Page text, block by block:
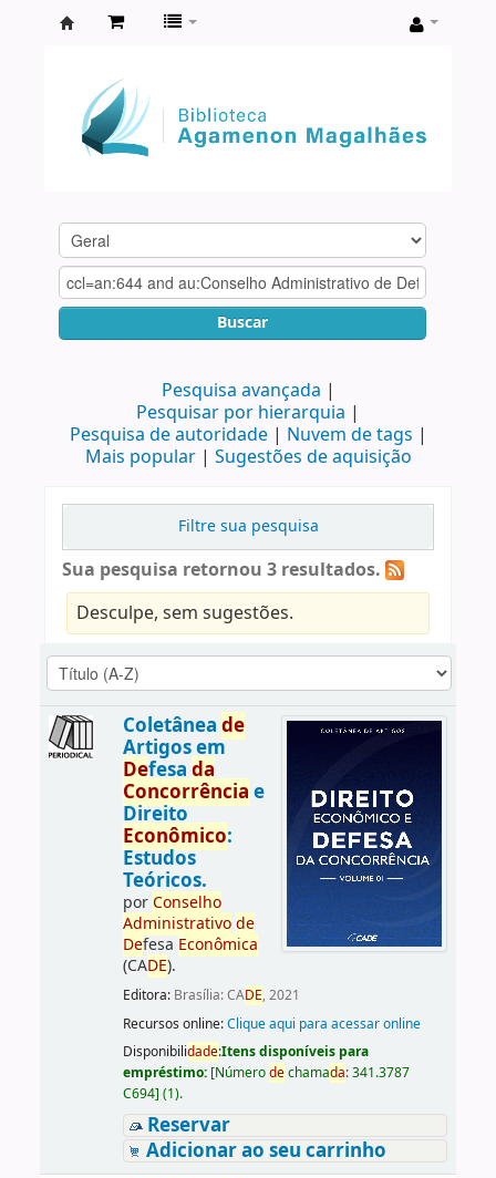
Agamenon
Magalhães
Buscar
Pesquisa avançada
Pesquisar por hierarquia
Pesquisa de autoridade
Nuvem de tags
Mais popular
Sugestões de aquisição
Filtre sua pesquisa
Sua pesquisa retornou 3 resultados.
Desculpe, sem sugestões.
Coletânea de
Artigos em
Defesa da
Concorrência e
Direito
Econômico:
Estudos
Teóricos.
porConselho
Administrativo de
Defesa Econômica
(CADE).
Editora: Brasília: CADE, 2021
Recursos online:Clique aqui para acessar online
Disponibilidade:Itens disponíveis para
empréstimo: [Númerodechamada:341.3787
C694] (1).
Reservar
Adicionar ao seu carrinho